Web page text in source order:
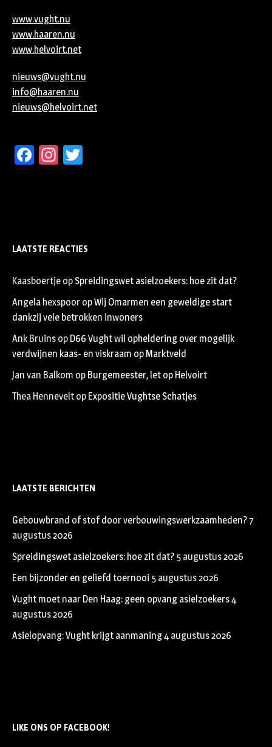
www.vught.nu
www.haaren.nu
www.helvoirt.net
nieuws@vught.nu
info@haaren.nu
nieuws@helvoirt.net
Facebook
Instagram
LAATSTE REACTIES
Kaasboertje op Spreidingswet asielzoekers: hoe zit dat?
Angela hexspoor opWij Omarmen een geweldige start
dankzij vele betrokken inwoners
Ank Bruins op D66 Vught wil opheldering over mogelijk
verdwijnen kaas- en viskraam op Marktveld
Jan van Balkom op Burgemeester, let op Helvoirt
Thea Hennevelt op Expositie Vughtse Schatjes
LAATSTE BERICHTEN
Gebouwbrand of stof door verbouwingswerkzaamheden?7
augustus 2026
Spreidingswet asielzoekers: hoe zit dat? 5 augustus 2026
Een bijzonder en geliefd toernooi 5 augustus 2026
Vught moet naar Den Haag: geen opvang asielzoekers4
augustus 2026
Asielopvang: Vught krijgt aanmaning4 augustus 2026
LIKE ONS OP FACEBOOK!